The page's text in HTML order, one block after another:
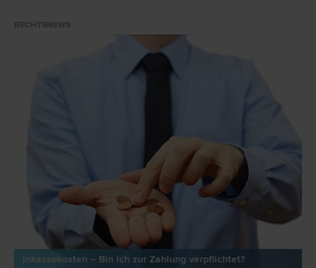
Inkassokosten – Bin ich zur Zahlung verpflichtet?